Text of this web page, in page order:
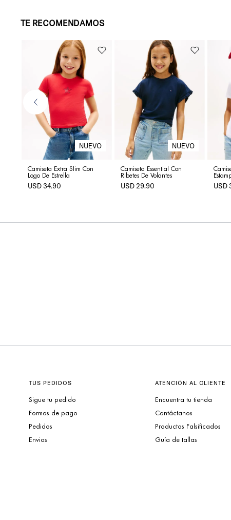
TE RECOMENDAMOS
Camiseta Extra Slim Con
Logo De Estrella
USD 34.90
Camiseta Essential Con
Ribetes De Volantes
USD 29.90 USD
TUS PEDIDOS
Sigue tu pedido
Formas de pago
Pedidos
Envios
ATENCIÓN AL CLIENTE
Encuentra tu tienda
Contáctanos
Productos Falsificados
Guía de tallas